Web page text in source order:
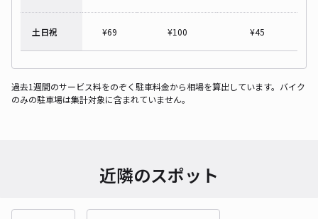
土日祝 ¥69 ¥100 ¥45
過去1週間のサービス料をのぞく駐車料金から相場を算出しています。バイク
のみの駐車場は集計対象に含まれていません。
近隣のスポット